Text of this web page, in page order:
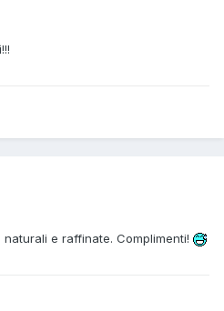
e raffinate. Complimenti!